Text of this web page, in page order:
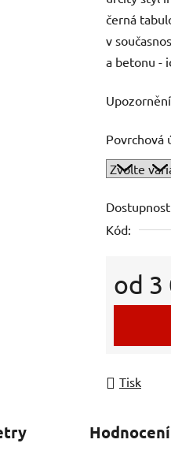
černá
v
a betonu -
Povrchová
Dostupnost
Kód:
od 3
Měrná
Tisk
Hodnocení